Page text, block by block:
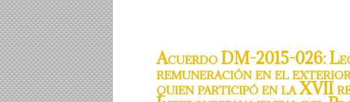
Acuerdo DM-2015-026:
remuneración en el
quien participó en la XVII